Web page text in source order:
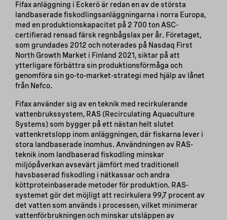
Fifax anläggning i Eckerö är redan en av de största
landbaserade fiskodlingsanläggningarna i norra Europa,
med en produktionskapacitet på 2 700 ton ASC-
certifierad rensad färsk regnbågslax per år. Företaget,
som grundades 2012 och noterades på Nasdaq First
North Growth Market i Finland 2021, siktar på att
ytterligare förbättra sin produktionsförmåga och
genomföra sin go-to-market-strategi med hjälp av lånet
från Nefco.
Fifax använder sig av en teknik med recirkulerande
vattenbrukssystem, RAS (Recirculating Aquaculture
Systems) som bygger på ett nästan helt slutet
vattenkretslopp inom anläggningen, där fiskarna lever i
stora landbaserade inomhus. Användningen av RAS-
teknik inom landbaserad fiskodling minskar
miljöpåverkan avsevärt jämfört med traditionell
havsbaserad fiskodling i nätkassar och andra
köttproteinbaserade metoder för produktion. RAS-
systemet gör det möjligt att recirkulera 99,7 procent av
det vatten som används i processen, vilket minimerar
vattenförbrukningen och minskar utsläppen av